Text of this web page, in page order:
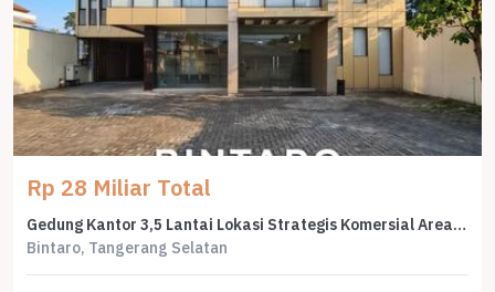
Rp 28 Miliar Total
Gedung Kantor 3,5 Lantai Lokasi Strategis Komersial Area Bintaro
Bintaro, Tangerang Selatan